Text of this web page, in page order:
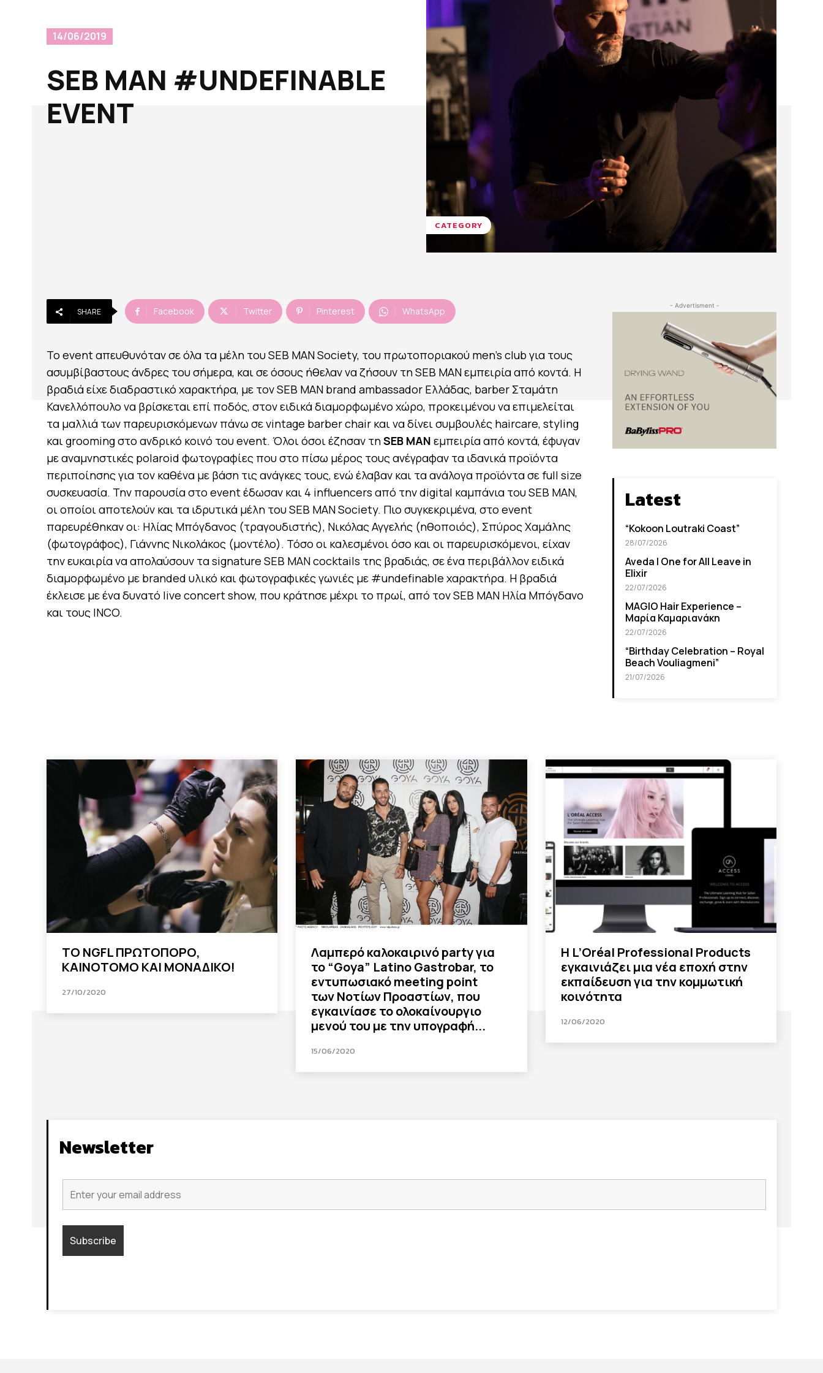
14/06/2019
SEB MAN #UNDEFINABLE
EVENT
CATEGORY
SHARE Facebook Twitter Pinterest WhatsApp
Το event απευθυνόταν σε όλα τα μέλη του SEB MAN Society, του πρωτοποριακού men’s club για τους
ασυμβίβαστους άνδρες του σήμερα, και σε όσους ήθελαν να ζήσουν τη SEB MAN εμπειρία από κοντά. Η
βραδιά είχε διαδραστικό χαρακτήρα, με τον SEB MAN brand ambassador Ελλάδας, barber Σταμάτη
Κανελλόπουλο να βρίσκεται επί ποδός, στον ειδικά διαμορφωμένο χώρο, προκειμένου να επιμελείται
τα μαλλιά των παρευρισκόμενων πάνω σε vintage barber chair και να δίνει συμβουλές haircare, styling
και grooming στο ανδρικό κοινό του event. Όλοι όσοι έζησαν τηSEB MAN εμπειρία από κοντά, έφυγαν
με αναμνηστικές polaroid φωτογραφίες που στο πίσω μέρος τους ανέγραφαν τα ιδανικά προϊόντα
περιποίησης για τον καθένα με βάση τις ανάγκες τους, ενώ έλαβαν και τα ανάλογα προϊόντα σε full size
συσκευασία. Την παρουσία στο event έδωσαν και 4 influencers από την digital καμπάνια του SEB MAN,
οι οποίοι αποτελούν και τα ιδρυτικά μέλη του SEB MAN Society. Πιο συγκεκριμένα, στο event
παρευρέθηκαν οι: Ηλίας Μπόγδανος (τραγουδιστής), Νικόλας Αγγελής (ηθοποιός), Σπύρος Χαμάλης
(φωτογράφος), Γιάννης Νικολάκος (μοντέλο). Τόσο οι καλεσμένοι όσο και οι παρευρισκόμενοι, είχαν
την ευκαιρία να απολαύσουν τα signature SEB MAN cocktails της βραδιάς, σε ένα περιβάλλον ειδικά
διαμορφωμένο με branded υλικό και φωτογραφικές γωνιές με #undefinable χαρακτήρα. H βραδιά
έκλεισε με ένα δυνατό live concert show, που κράτησε μέχρι το πρωί, από τον SEB MAN Ηλία Μπόγδανο
και τους INCO.
- Advertisment -
Latest
“Kokoon Loutraki Coast”
28/07/2026
Aveda I One for All Leave in
Elixir
22/07/2026
MAGIO Hair Experience –
Μαρία Καμαριανάκη
22/07/2026
“Βirthday Celebration – Royal
Beach Vouliagmeni”
21/07/2026
ΤΟ NGFL ΠΡΩΤΟΠΟΡΟ,
ΚΑΙΝΟΤΟΜΟ ΚΑΙ ΜΟΝΑΔΙΚΟ!
27/10/2020
Λαμπερό καλοκαιρινό party για
το “Goya” Latino Gastrobar, το
εντυπωσιακό meeting point
των Νοτίων Προαστίων, που
εγκαινίασε το ολοκαίνουργιο
μενού του με την υπογραφή...
15/06/2020
H L’Oréal Professional Products
εγκαινιάζει μια νέα εποχή στην
εκπαίδευση για την κομμωτική
κοινότητα
12/06/2020
Newsletter